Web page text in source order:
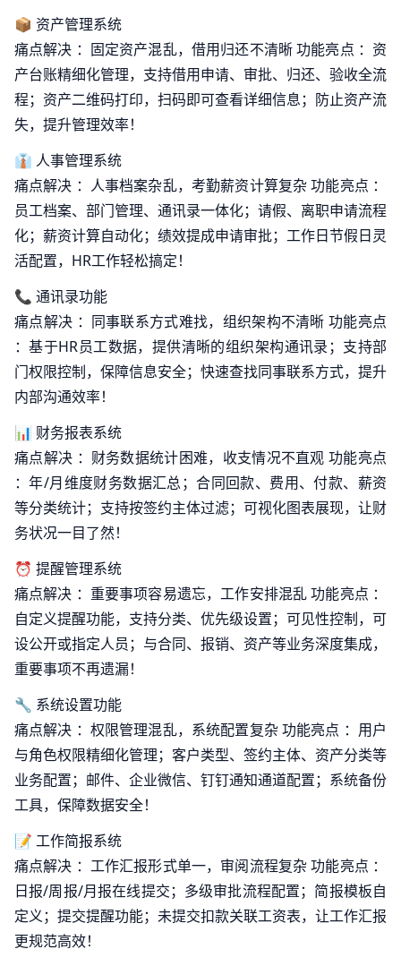
📦 资产管理系统
痛点解决 ：固定资产混乱，借用归还不清晰 功能亮点 ：资
产台账精细化管理，支持借用申请、审批、归还、验收全流
程；资产二维码打印，扫码即可查看详细信息；防止资产流
失，提升管理效率！
👔 人事管理系统
痛点解决 ：人事档案杂乱，考勤薪资计算复杂 功能亮点 ：
员工档案、部门管理、通讯录一体化；请假、离职申请流程
化；薪资计算自动化；绩效提成申请审批；工作日节假日灵
活配置，HR工作轻松搞定！
📞 通讯录功能
痛点解决 ：同事联系方式难找，组织架构不清晰 功能亮点
：基于HR员工数据，提供清晰的组织架构通讯录；支持部
门权限控制，保障信息安全；快速查找同事联系方式，提升
内部沟通效率！
📊 财务报表系统
痛点解决 ：财务数据统计困难，收支情况不直观 功能亮点
：年/月维度财务数据汇总；合同回款、费用、付款、薪资
等分类统计；支持按签约主体过滤；可视化图表展现，让财
务状况一目了然！
⏰ 提醒管理系统
痛点解决 ：重要事项容易遗忘，工作安排混乱 功能亮点 ：
自定义提醒功能，支持分类、优先级设置；可见性控制，可
设公开或指定人员；与合同、报销、资产等业务深度集成，
重要事项不再遗漏！
🔧 系统设置功能
痛点解决 ：权限管理混乱，系统配置复杂 功能亮点 ：用户
与角色权限精细化管理；客户类型、签约主体、资产分类等
业务配置；邮件、企业微信、钉钉通知通道配置；系统备份
工具，保障数据安全！
📝 工作简报系统
痛点解决 ：工作汇报形式单一，审阅流程复杂 功能亮点 ：
日报/周报/月报在线提交；多级审批流程配置；简报模板自
定义；提交提醒功能；未提交扣款关联工资表，让工作汇报
更规范高效！